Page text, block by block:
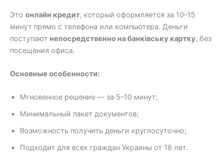
Это онлайн кредит, который оформляется за 10–15
минут прямо с телефона или компьютера. Деньги
поступают непосредственно на банківську картку, без
посещения офиса.
Основные особенности:
Мгновенное решение — за 5–10 минут;
Минимальный пакет документов;
Возможность получить деньги круглосуточно;
Подходит для всех граждан Украины от 18 лет.